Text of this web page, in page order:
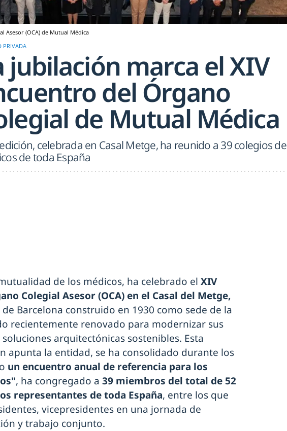
Asesor (OCA) de Mutual Médica
PRIVADA
jubilación marca el XIV
del Órgano
de Mutual Médica
celebrada en Casal Metge, ha reunido a 39 colegios de
de toda España
de los médicos, ha celebrado el XIV
Colegial Asesor (OCA) en el Casal del Metge,
Barcelona construido en 1930 como sede de la
recientemente renovado para modernizar sus
arquitectónicas sostenibles. Esta
apunta la entidad, se ha consolidado durante los
un encuentro anual de referencia para los
, ha congregado a 39 miembros del total de 52
representantes de toda España, entre los que
vicepresidentes en una jornada de
y trabajo conjunto.